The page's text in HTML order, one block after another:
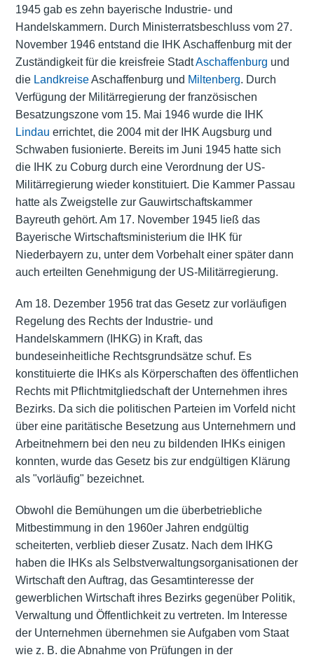
1945 gab es zehn bayerische Industrie- und
Handelskammern. Durch Ministerratsbeschluss vom 27.
November 1946 entstand die IHK Aschaffenburg mit der
Zuständigkeit für die kreisfreie StadtAschaffenburg und
die LandkreiseAschaffenburg und Miltenberg. Durch
Verfügung der Militärregierung der französischen
Besatzungszone vom 15. Mai 1946 wurde die IHK
Lindau errichtet, die 2004 mit der IHK Augsburg und
Schwaben fusionierte. Bereits im Juni 1945 hatte sich
die IHK zu Coburg durch eine Verordnung der US-
Militärregierung wieder konstituiert. Die Kammer Passau
hatte als Zweigstelle zur Gauwirtschaftskammer
Bayreuth gehört. Am 17. November 1945 ließ das
Bayerische Wirtschaftsministerium die IHK für
Niederbayern zu, unter dem Vorbehalt einer später dann
auch erteilten Genehmigung der US-Militärregierung.
Am 18. Dezember 1956 trat das Gesetz zur vorläufigen
Regelung des Rechts der Industrie- und
Handelskammern (IHKG) in Kraft, das
bundeseinheitliche Rechtsgrundsätze schuf. Es
konstituierte die IHKs als Körperschaften des öffentlichen
Rechts mit Pflichtmitgliedschaft der Unternehmen ihres
Bezirks. Da sich die politischen Parteien im Vorfeld nicht
über eine paritätische Besetzung aus Unternehmern und
Arbeitnehmern bei den neu zu bildenden IHKs einigen
konnten, wurde das Gesetz bis zur endgültigen Klärung
als "vorläufig" bezeichnet.
Obwohl die Bemühungen um die überbetriebliche
Mitbestimmung in den 1960er Jahren endgültig
scheiterten, verblieb dieser Zusatz. Nach dem IHKG
haben die IHKs als Selbstverwaltungsorganisationen der
Wirtschaft den Auftrag, das Gesamtinteresse der
gewerblichen Wirtschaft ihres Bezirks gegenüber Politik,
Verwaltung und Öffentlichkeit zu vertreten. Im Interesse
der Unternehmen übernehmen sie Aufgaben vom Staat
wie z. B. die Abnahme von Prüfungen in der